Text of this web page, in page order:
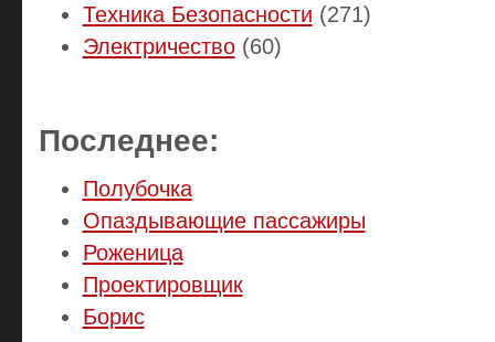
Техника Безопасности (271)
Электричество(60)
Последнее:
Полубочка
Опаздывающие пассажиры
Роженица
Проектировщик
Борис